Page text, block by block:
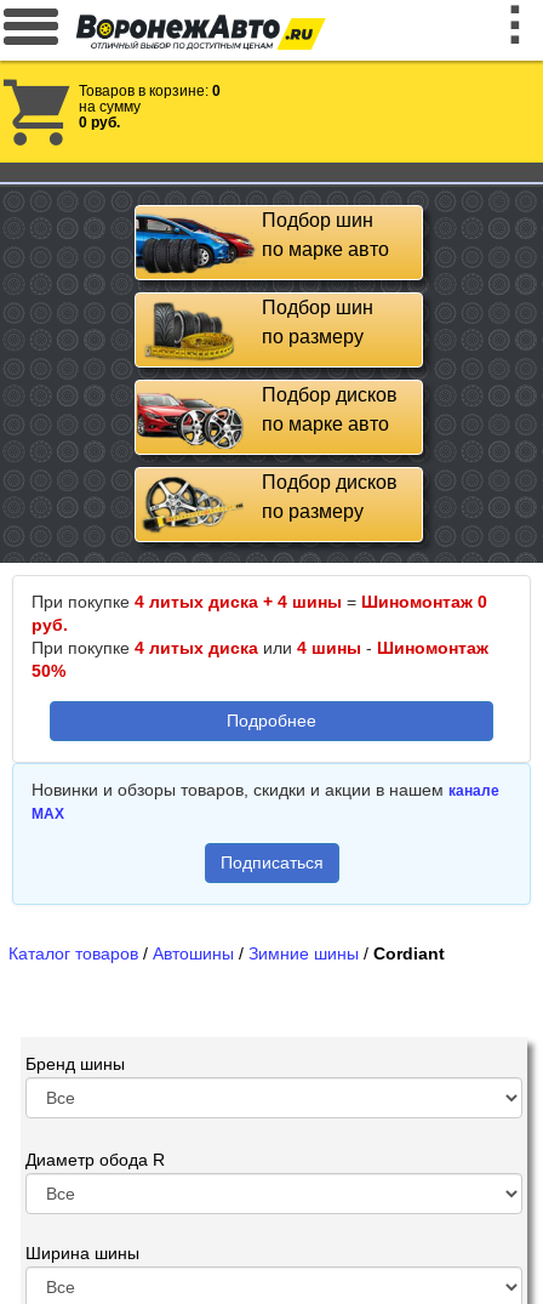
Товаров в корзине: 0
на сумму
0 руб.
Подбор шин
по марке авто
Подбор шин
по размеру
Подбор дисков
по марке авто
Подбор дисков
по размеру
При покупке 4 литых диска + 4 шины = Шиномонтаж 0
руб.
При покупке 4 литых диска или 4 шины - Шиномонтаж
50%
Подробнее
Новинки и обзоры товаров, скидки и акции в нашем канале
MAX
Подписаться
Каталог товаров / Автошины / Зимние шины / Cordiant
Бренд шины
Диаметр обода R
Ширина шины